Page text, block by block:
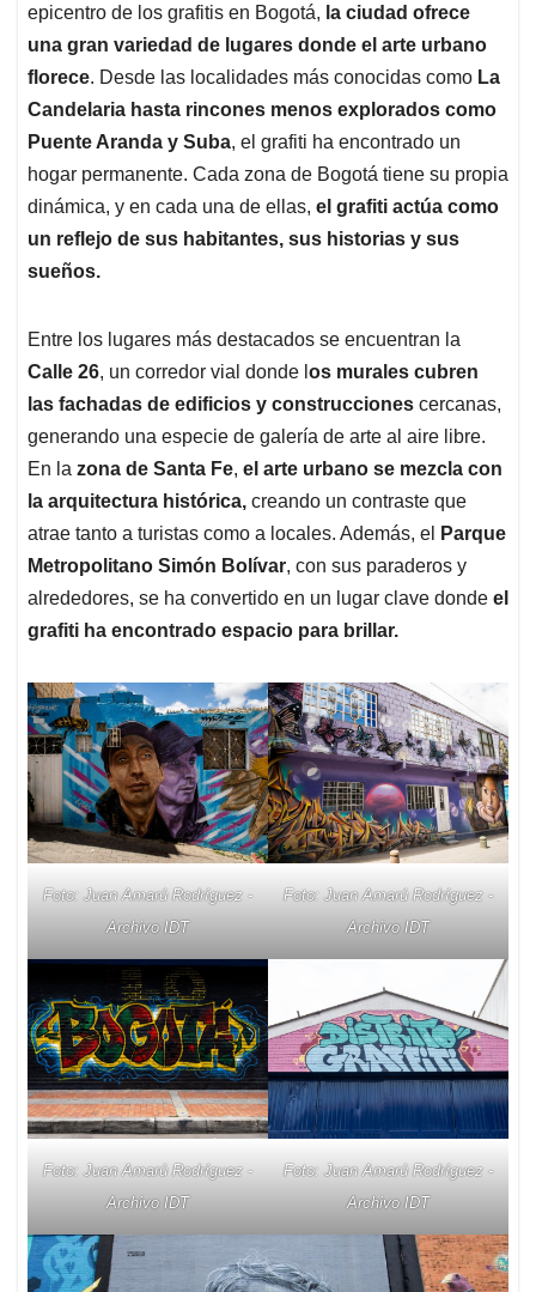
epicentro de los grafitis en Bogotá, la ciudad ofrece
una gran variedad de lugares donde el arte urbano
florece. Desde las localidades más conocidas como La
Candelaria hasta rincones menos explorados como
Puente Aranda y Suba, el grafiti ha encontrado un
hogar permanente. Cada zona de Bogotá tiene su propia
dinámica, y en cada una de ellas, el grafiti actúa como
un reflejo de sus habitantes, sus historias y sus
sueños.
Entre los lugares más destacados se encuentran la
Calle 26, un corredor vial donde l os murales cubren
las fachadas de edificios y construcciones cercanas,
generando una especie de galería de arte al aire libre.
En la zona de Santa Fe, el arte urbano se mezcla con
la arquitectura histórica, creando un contraste que
atrae tanto a turistas como a locales. Además, el
Parque
Metropolitano Simón Bolívar, con sus paraderos y
alrededores, se ha convertido en un lugar clave donde el
grafiti ha encontrado espacio para brillar.
Foto: Juan Amarú Rodríguez -
Archivo IDT
Foto: Juan Amarú Rodríguez -
Archivo IDT
Foto: Juan Amarú Rodríguez -
Archivo IDT
Foto: Juan Amarú Rodríguez -
Archivo IDT